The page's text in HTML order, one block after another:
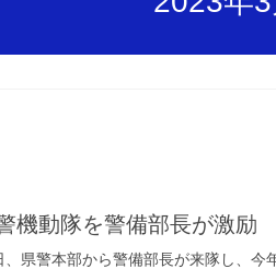
機動隊を警備部長が激励
県警本部から警備部長が来隊し、今